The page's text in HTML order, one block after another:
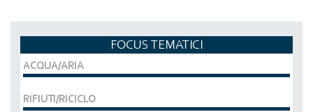
FOCUS TEMATICI
ACQUA/ARIA
RIFIUTI/RICICLO